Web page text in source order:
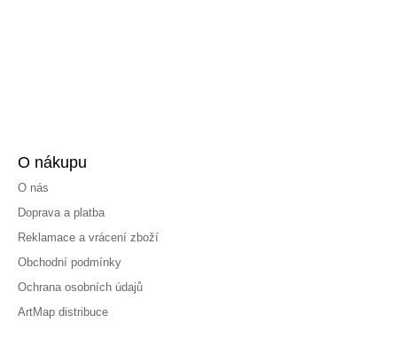
O nákupu
O nás
Doprava a platba
Reklamace a vrácení zboží
Obchodní podmínky
Ochrana osobních údajů
ArtMap distribuce